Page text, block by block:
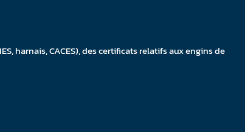
harnais, CACES), des certificats relatifs aux engins de